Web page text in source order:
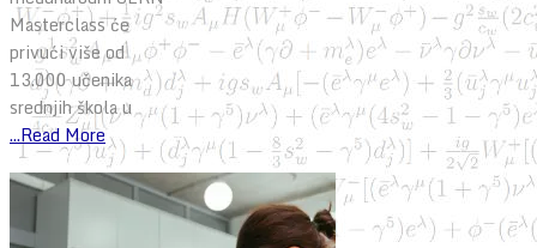
Masterclass će
privući više od
13.000 učenika
srednjih škola u
...Read More